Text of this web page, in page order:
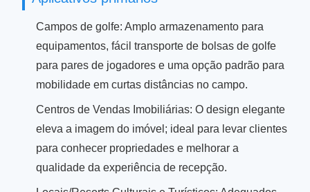
Campos de golfe: Amplo armazenamento para
equipamentos, fácil transporte de bolsas de golfe
para pares de jogadores e uma opção padrão para
mobilidade em curtas distâncias no campo.
Centros de Vendas Imobiliárias: O design elegante
eleva a imagem do imóvel; ideal para levar clientes
para conhecer propriedades e melhorar a
qualidade da experiência de recepção.